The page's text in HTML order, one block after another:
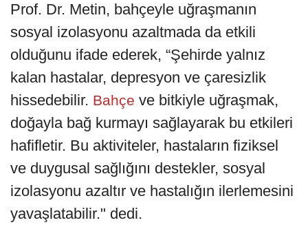
Prof. Dr. Metin, bahçeyle uğraşmanın
sosyal izolasyonu azaltmada da etkili
olduğunu ifade ederek, “Şehirde yalnız
kalan hastalar, depresyon ve çaresizlik
hissedebilir. Bahçe ve bitkiyle uğraşmak,
doğayla bağ kurmayı sağlayarak bu etkileri
hafifletir. Bu aktiviteler, hastaların fiziksel
ve duygusal sağlığını destekler, sosyal
izolasyonu azaltır ve hastalığın ilerlemesini
yavaşlatabilir." dedi.